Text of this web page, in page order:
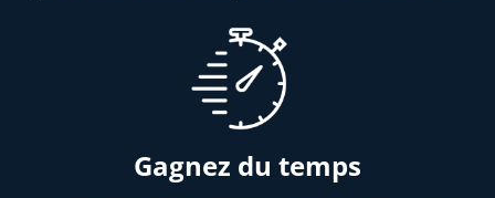
Gagnez du temps